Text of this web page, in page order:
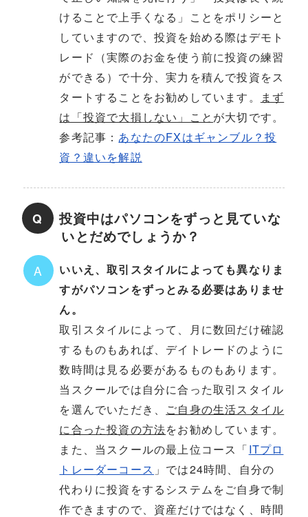
けることで上手くなる」ことをポリシーと
していますので、投資を始める際はデモト
レード（実際のお金を使う前に投資の練習
ができる）で十分、実力を積んで投資をス
タートすることをお勧めしています。
まず
は「投資で大損しない」こと が大切です。
参考記事： あなたのFXはギャンブル？投
資？違いを解説
Q
投資中はパソコンをずっと見ていな
いとだめでしょうか？
A
いいえ、取引スタイルによっても異なりま
すがパソコンをずっとみる必要はありませ
ん。
取引スタイルによって、月に数回だけ確認
するものもあれば、デイトレードのように
数時間は見る必要があるものもあります。
当スクールでは自分に合った取引スタイル
を選んでいただき、 ご自身の生活スタイル
に合った投資の方法をお勧めしています。
また、当スクールの最上位コース「ITプロ
トレーダーコース 」では24時間、自分の
代わりに投資をするシステムをご自身で制
作できますので、資産だけではなく、時間